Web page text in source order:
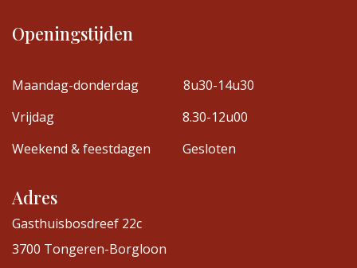
Openingstijden
Maandag-donderdag
8u30-14u30
Vrijdag
8.30-12u00
Weekend & feestdagen
Gesloten
Adres
Gasthuisbosdreef 22c
3700 Tongeren-Borgloon